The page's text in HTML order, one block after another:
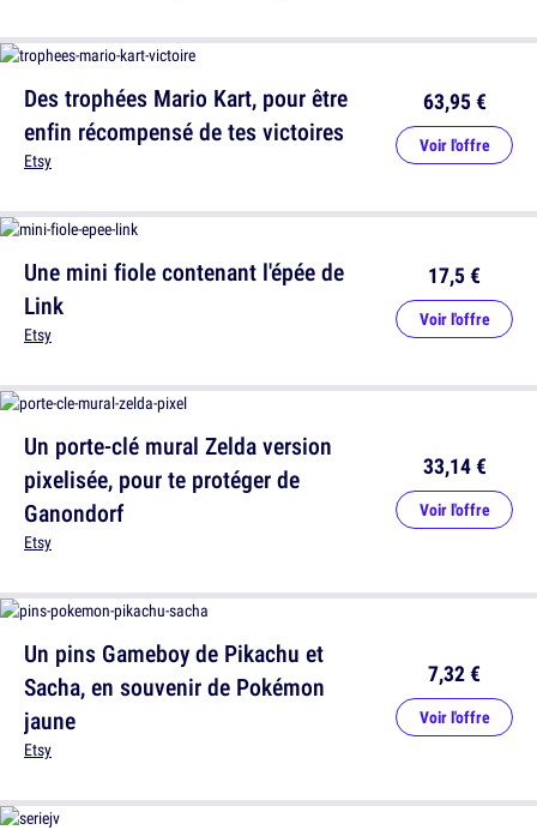
Des trophées Mario Kart, pour être
enfin récompensé de tes victoires
Etsy
63,95 €
Voir l'offre
Un pins Gameboy de Pikachu et
Sacha, en souvenir de Pokémon
jaune
Etsy
7,32 €
Voir l'offre
Une mini fiole contenant l'épée de
Link
Etsy
17,5 €
Voir l'offre
Un porte-clé mural Zelda version
pixelisée, pour te protéger de
Ganondorf
Etsy
33,14 €
Voir l'offre